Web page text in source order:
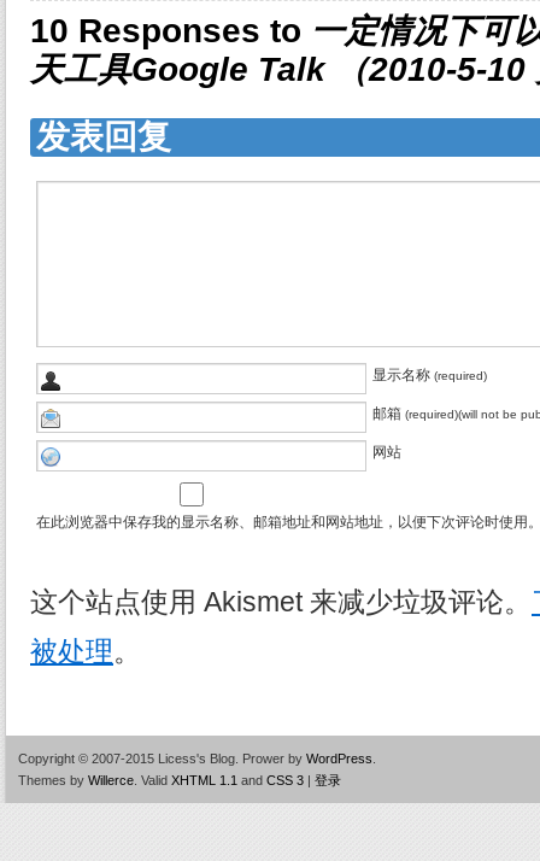
10 Responses to 一定情况下可
天工具Google Talk （2010-5-10
发表回复
显示名称 (required)
邮箱 (required)(will not be
网站
在此浏览器中保存我的显示名称、邮箱地址和网站地址，以便下次评论时使用
这个站点使用 Akismet 来减少垃圾评论。
被处理。
Copyright © 2007-2015 Licess's Blog. Prower by WordPress
Themes by Willerce Valid XHTML 1.1 and CSS 3 | 登录